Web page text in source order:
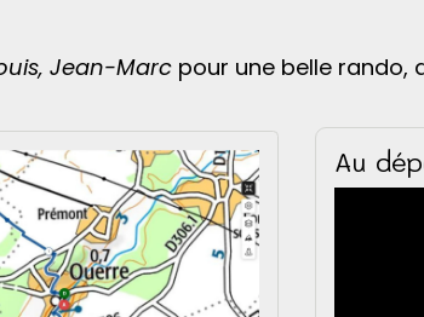
Jean-Marc pour une belle rando,
Au